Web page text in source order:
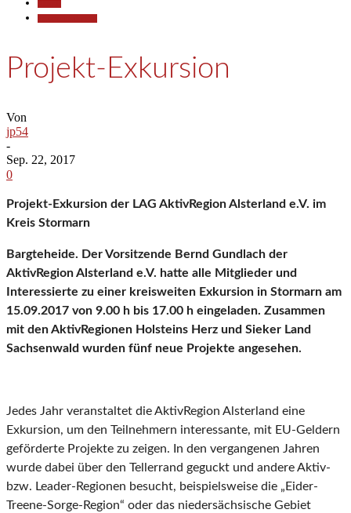
Projekt-Exkursion
Von
jp54
-
Sep. 22, 2017
0
Projekt-Exkursion der LAG AktivRegion Alsterland e.V. im
Kreis Stormarn
Bargteheide. Der Vorsitzende Bernd Gundlach der
AktivRegion Alsterland e.V. hatte alle Mitglieder und
Interessierte zu einer kreisweiten Exkursion in Stormarn am
15.09.2017 von 9.00 h bis 17.00 h eingeladen. Zusammen
mit den AktivRegionen Holsteins Herz und Sieker Land
Sachsenwald wurden fünf neue Projekte angesehen.
Jedes Jahr veranstaltet die AktivRegion Alsterland eine
Exkursion, um den Teilnehmern interessante, mit EU-Geldern
geförderte Projekte zu zeigen. In den vergangenen Jahren
wurde dabei über den Tellerrand geguckt und andere Aktiv-
bzw. Leader-Regionen besucht, beispielsweise die „Eider-
Treene-Sorge-Region“ oder das niedersächsische Gebiet